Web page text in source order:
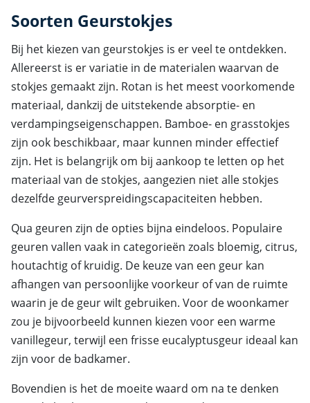
Soorten Geurstokjes
Bij het kiezen van geurstokjes is er veel te ontdekken.
Allereerst is er variatie in de materialen waarvan de
stokjes gemaakt zijn. Rotan is het meest voorkomende
materiaal, dankzij de uitstekende absorptie- en
verdampingseigenschappen. Bamboe- en grasstokjes
zijn ook beschikbaar, maar kunnen minder effectief
zijn. Het is belangrijk om bij aankoop te letten op het
materiaal van de stokjes, aangezien niet alle stokjes
dezelfde geurverspreidingscapaciteiten hebben.
Qua geuren zijn de opties bijna eindeloos. Populaire
geuren vallen vaak in categorieën zoals bloemig, citrus,
houtachtig of kruidig. De keuze van een geur kan
afhangen van persoonlijke voorkeur of van de ruimte
waarin je de geur wilt gebruiken. Voor de woonkamer
zou je bijvoorbeeld kunnen kiezen voor een warme
vanillegeur, terwijl een frisse eucalyptusgeur ideaal kan
zijn voor de badkamer.
Bovendien is het de moeite waard om na te denken